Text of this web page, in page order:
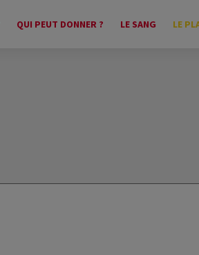
QUI PEUT DONNER ? LE SANG LE